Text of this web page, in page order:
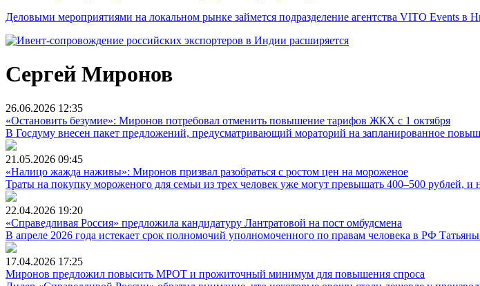
Деловыми мероприятиями на локальном рынке займется подразделение агентства VITO Events в
Сергей Миронов
26.06.2026 12:35
«Остановить безумие»: Миронов потребовал отменить повышение тарифов ЖКХ с 1 октября
В Госдуму внесен пакет предложений, предусматривающий мораторий на запланированное
21.05.2026 09:45
«Налицо жажда наживы»: Миронов призвал разобраться с ростом цен на мороженое
Траты на покупку мороженого для семьи из трех человек уже могут превышать 400–500 рублей, и
22.04.2026 19:20
«Справедливая Россия» предложила кандидатуру Лантратовой на пост омбудсмена
В апреле 2026 года истекает срок полномочий уполномоченного по правам человека в РФ
17.04.2026 17:25
Миронов предложил повысить МРОТ и прожиточный минимум для повышения спроса